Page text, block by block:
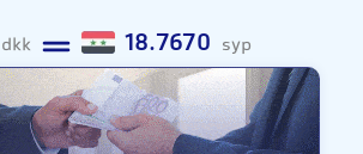
dkk 18.7670 syp